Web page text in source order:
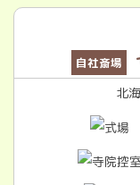
自社斎場
北